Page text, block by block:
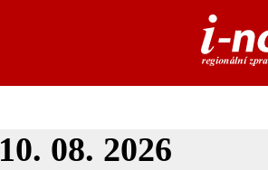
10. 08. 2026